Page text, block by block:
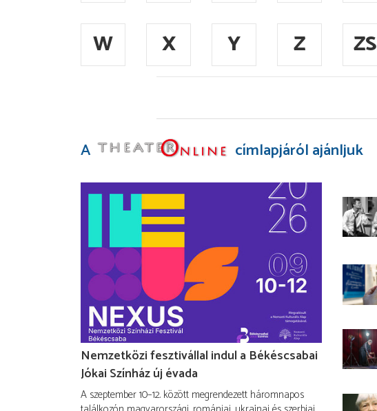
W
X Y Z ZS
A címlapjáról ajánljuk
Nemzetközi fesztivállal indul a Békéscsabai
Jókai Színház új évada
A szeptember 10–12. között megrendezett háromnapos